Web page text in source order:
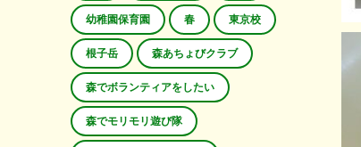
幼稚園保育園 春 東京校
根子岳 森あちょびクラブ
森でボランティアをしたい
森でモリモリ遊び隊